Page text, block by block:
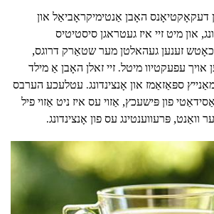
דעקאָקטיאָנס האָבן אַנטימיקראָביאַל און
און מיט זיי איז געטראגן סיסטיטיס
זענען געהאלטן מער שטאַרק דרוגס,
עפעקטיוו מיטל. זיי זאלן האָבן אַ מילד
ספּאַזאַמז און אָנצינדונג. עטלעכע הערבס
פון פּישעכץ, אַזוי עס איז ניט אַזוי פיל
פּרעווענטינג עס פון אָנצינדונג.